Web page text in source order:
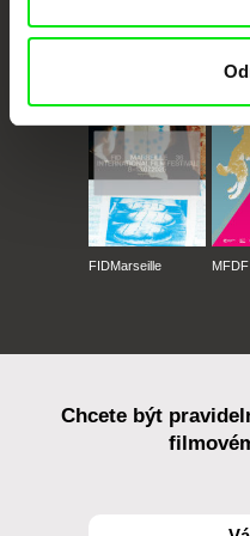
CPH:DOX Doclisboa
FIDMarseille
Chcete být